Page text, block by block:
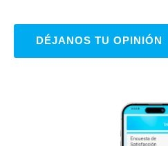
DÉJANOS TU OPINIÓN